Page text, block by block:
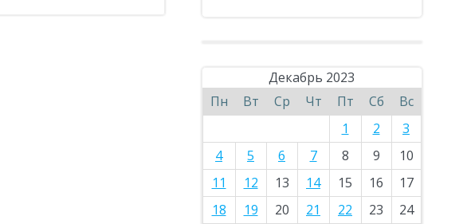
Декабрь 2023
Пн
Вт Ср Чт Пт Сб
Вс
1
2
3
4
5 6 7 8 9
10
11
12 13 14 15 16
17
18
19 20 21 22 23
24